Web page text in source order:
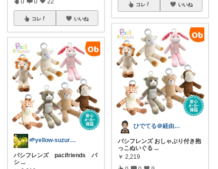
コレ いいね
🌱yellow-suzuran🌱^^
パシフレンズ pacifriends パ
シ ...
コレ いいね
ひでてる＠経由購入ありがとうございます♪
パシフレンズ おしゃぶり付き抱
っこぬいぐる ...
￥ 2,219